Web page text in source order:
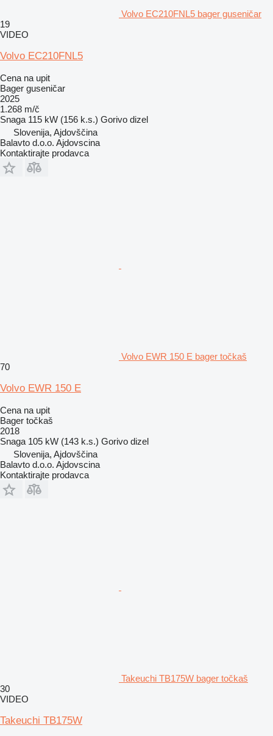
Volvo EC210FNL5 bager guseničar
19
VIDEO
Volvo EC210FNL5
Cena na upit
Bager guseničar
2025
1.268 m/č
Snaga 115 kW (156 k.s.) Gorivo dizel
Slovenija, Ajdovščina
Balavto d.o.o. Ajdovscina
Kontaktirajte prodavca
Volvo EWR 150 E bager točkaš
70
Volvo EWR 150 E
Cena na upit
Bager točkaš
2018
Snaga 105 kW (143 k.s.) Gorivo dizel
Slovenija, Ajdovščina
Balavto d.o.o. Ajdovscina
Kontaktirajte prodavca
Takeuchi TB175W bager točkaš
30
VIDEO
Takeuchi TB175W